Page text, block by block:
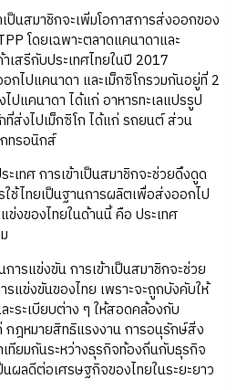
สมาชิกจะเพิ่มโอกาสการส่งออกของ
โดยเฉพาะตลาดแคนาดาและ
เสรีกับประเทศไทยในปี 2017
กไปแคนาดา และเม็กซิโกรวมกันอยู่ที่ 2
ปแคนาดา ได้แก่ อาหารทะเลแปรรูป
ส่งไปเม็กซิโก ได้แก่ รถยนต์ ส่วน
ทรอนิกส์
ศ การเข้าเป็นสมาชิกจะช่วยดึงดูด
ช้ไทยเป็นฐานการผลิตเพื่อส่งออกไป
งของไทยในด้านนี้ คือ ประเทศ
แข่งขัน การเข้าเป็นสมาชิกจะช่วย
แข่งขันของไทย เพราะจะถูกบังคับให้
ระเบียบต่าง ๆ ให้สอดคล้องกับ
กฎหมายสิทธิแรงงาน การอนุรักษ์สิ่ง
ทียมกันระหว่างธุรกิจท้องถิ่นกับธุรกิจ
ผลดีต่อเศรษฐกิจของไทยในระยะยาว